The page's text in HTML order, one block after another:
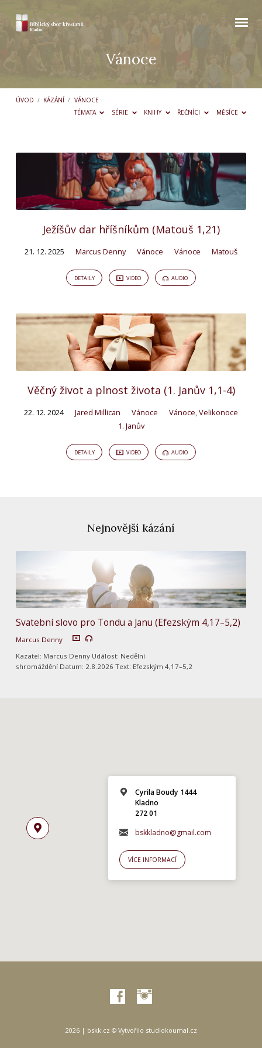
Vánoce
ÚVOD / KÁZÁNÍ / VÁNOCE
TÉMATA
SÉRIE KNIHY ŘEČNÍCI MĚSÍCE
Vánoce
Ježíšův dar hříšníkům (Matouš 1,21)
21. 12. 2025 Marcus Denny Vánoce Vánoce Matouš
DETAILY VIDEO AUDIO
Věčný život a plnost života (1. Janův 1,1-4)
22. 12. 2024 Jared Millican Vánoce Vánoce,Velikonoce
1. Janův
DETAILY VIDEO AUDIO
Nejnovější kázání
Svatební slovo pro Tondu a Janu (Efezským 4,17–5,2)
Marcus Denny
Kazatel: Marcus Denny Událost: Nedělní
shromáždění Datum: 2.8.2026 Text: Efezským 4,17–5,2
Cyrila Boudy 1444
Kladno
272 01
bskkladno@gmail.com
VÍCE INFORMACÍ
2026 | bskk.cz © Vytvořilo studiokoumal.cz